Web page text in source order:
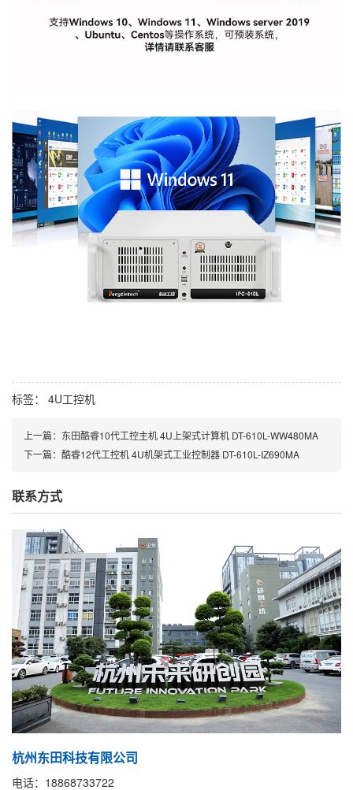
标签： 4U工控机
上一篇： 东田酷睿10代工控主机 4U上架式计算机 DT-610L-WW480MA
下一篇： 酷睿12代工控机 4U机架式工业控制器 DT-610L-IZ690MA
联系方式
杭州东田科技有限公司
电话：18868733722